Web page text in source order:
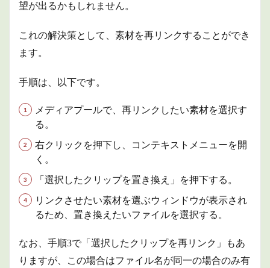
望が出るかもしれません。
これの解決策として、素材を再リンクすることができ
ます。
手順は、以下です。
メディアプールで、再リンクしたい素材を選択す
る。
右クリックを押下し、コンテキストメニューを開
く。
「選択したクリップを置き換え」を押下する。
リンクさせたい素材を選ぶウィンドウが表示され
るため、置き換えたいファイルを選択する。
なお、手順3で「選択したクリップを再リンク」もあ
りますが、この場合はファイル名が同一の場合のみ有